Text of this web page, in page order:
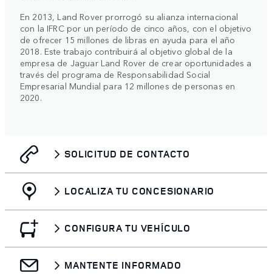
En 2013, Land Rover prorrogó su alianza internacional
con la IFRC por un período de cinco años, con el objetivo
de ofrecer 15 millones de libras en ayuda para el año
2018. Este trabajo contribuirá al objetivo global de la
empresa de Jaguar Land Rover de crear oportunidades a
través del programa de Responsabilidad Social
Empresarial Mundial para 12 millones de personas en
2020.
SOLICITUD DE CONTACTO
LOCALIZA TU CONCESIONARIO
CONFIGURA TU VEHÍCULO
MANTENTE INFORMADO